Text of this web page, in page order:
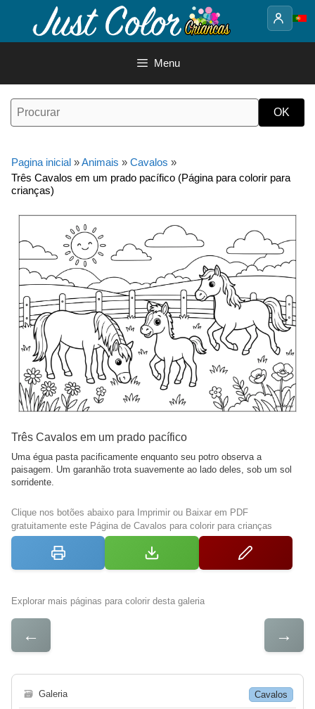
o
Menu
Pagina inicial »Animais » Cavalos »
Três Cavalos em um prado pacífico (Página para colorir para
crianças)
Três Cavalos em um prado pacífico
Uma égua pasta pacificamente enquanto seu potro observa a
paisagem. Um garanhão trota suavemente ao lado deles, sob um sol
sorridente.
Clique nos botões abaixo para Imprimir ou Baixar em PDF
gratuitamente este Página de Cavalos para colorir para crianças
Explorar mais páginas para colorir desta galeria
← →
🗃 Galeria Cavalos